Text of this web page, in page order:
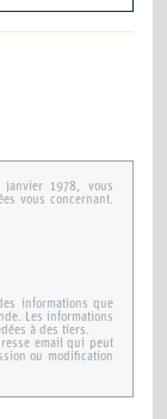
1978, vous
vous concernant.
informations que
Les informations
à des tiers.
email qui peut
ou modification